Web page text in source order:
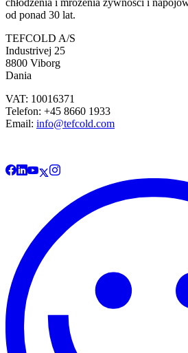
chłodzenia i mrożenia żywności i
od ponad 30 lat.
TEFCOLD A/S
Industrivej 25
8800 Viborg
Dania
VAT: 10016371
Telefon: +45 8660 1933
Email: info@tefcold.com